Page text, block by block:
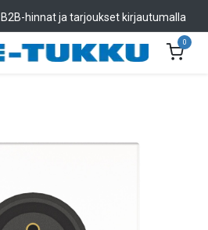
B2B-hinnat ja tarjoukset kirjautumalla
0